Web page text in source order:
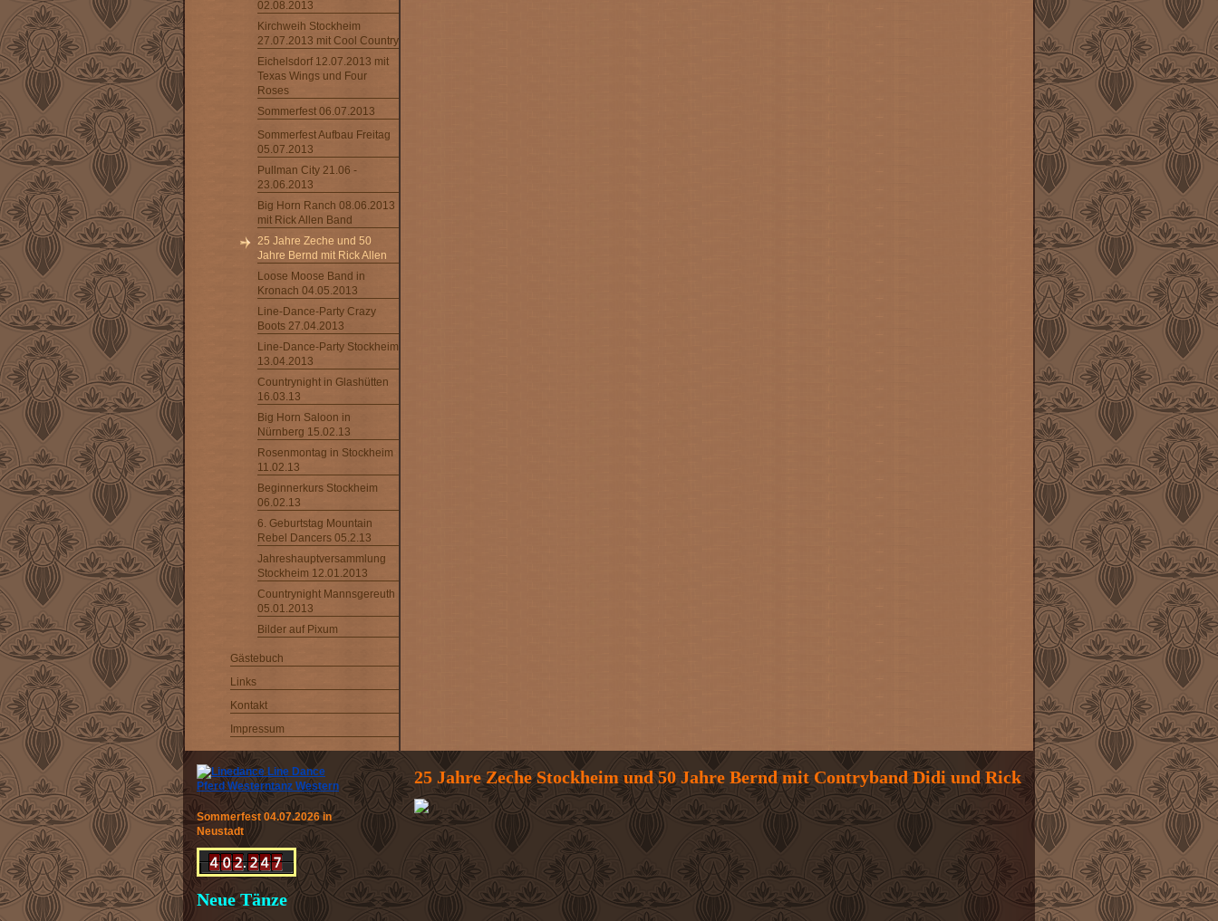
02.08.2013
Kirchweih Stockheim
27.07.2013 mit Cool Country
Eichelsdorf 12.07.2013 mit
Texas Wings und Four
Roses
Sommerfest 06.07.2013
Sommerfest Aufbau Freitag
05.07.2013
Pullman City 21.06 -
23.06.2013
Big Horn Ranch 08.06.2013
mit Rick Allen Band
25 Jahre Zeche und 50
Jahre Bernd mit Rick Allen
Loose Moose Band in
Kronach 04.05.2013
Line-Dance-Party Crazy
Boots 27.04.2013
Line-Dance-Party Stockheim
13.04.2013
Countrynight in Glashütten
16.03.13
Big Horn Saloon in
Nürnberg 15.02.13
Rosenmontag in Stockheim
11.02.13
Beginnerkurs Stockheim
06.02.13
6. Geburtstag Mountain
Rebel Dancers 05.2.13
Jahreshauptversammlung
Stockheim 12.01.2013
Countrynight Mannsgereuth
05.01.2013
Bilder auf Pixum
Gästebuch
Links
Kontakt
Impressum
25 Jahre Zeche Stockheim und 50 Jahre Bernd mit Contryband Didi und Rick
Sommerfest 04.07.2026 in
Neustadt
Neue Tänze